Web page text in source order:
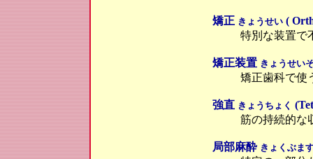
矯正 きょうせい (
特別な装置で
矯正装置 きょうせい
矯正歯科で使
強直 きょうちょく
筋の持続的な
局部麻酔 きょくぶま